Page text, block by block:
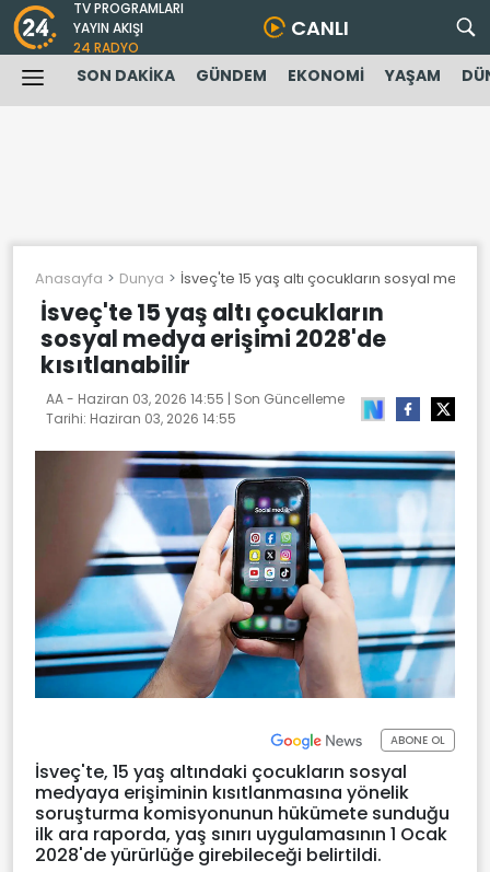
TV PROGRAMLARI
YAYIN AKIŞI
24 RADYO
CANLI
SON DAKİKA GÜNDEM EKONOMİ YAŞAM
Anasayfa Dunya İsveç'te 15 yaş altı çocukların sosyal
İsveç'te 15 yaş altı çocukların
sosyal medya erişimi 2028'de
kısıtlanabilir
AA - Haziran 03, 2026 14:55 | Son Güncelleme
Tarihi: Haziran 03, 2026 14:55
ABONE OL
İsveç'te, 15 yaş altındaki çocukların sosyal
medyaya erişiminin kısıtlanmasına yönelik
soruşturma komisyonunun hükümete sunduğu
ilk ara raporda, yaş sınırı uygulamasının 1 Ocak
2028'de yürürlüğe girebileceği belirtildi.